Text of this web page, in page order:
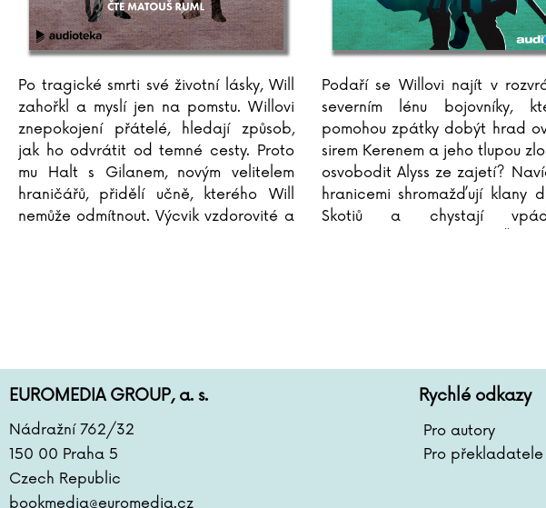
Po tragické smrti své životní lásky, Will
zahořkl a myslí jen na pomstu. Willovi
znepokojení přátelé, hledají způsob,
jak ho odvrátit od temné cesty. Proto
mu Halt s Gilanem, novým velitelem
hraničářů, přidělí učně, kterého Will
nemůže odmítnout. Výcvik vzdorovité a
Podaří se Willovi najít v
severním lénu bojovníky,
pomohou zpátky dobýt hrad
sirem Kerenem a jeho tlupou
osvobodit Alyss ze zajetí?
hranicemi shromažďují klany
Skotiů a chystají
EUROMEDIA GROUP, a. s.
Nádražní 762/32
150 00 Praha 5
Czech Republic
bookmedia@euromedia.cz
Rychlé odkazy
Pro autory
Pro překladatele